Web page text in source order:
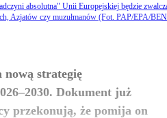
absolutna" Unii Europejskiej będzie
Azjatów czy muzułmanów (Fot. PAP/EPA/
nową strategię
Dokument już
przekonują, że pomija on